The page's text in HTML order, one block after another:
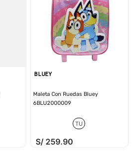
BLUEY
Maleta Con Ruedas Bluey
6BLU2000009
TU
S/ 259.90